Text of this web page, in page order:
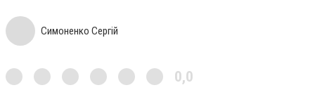
Симоненко Сергій
0,0